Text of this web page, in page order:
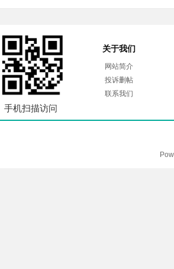
手机扫描访问
关于我们
网站简介
投诉删帖
联系我们